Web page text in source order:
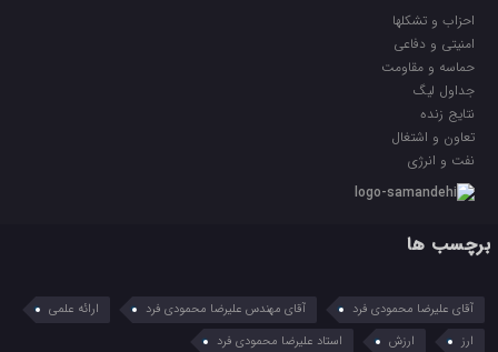
احزاب و تشکلها
امنیتی و دفاعی
حماسه و مقاومت
جداول لیگ
نتایج زنده
تعاون و اشتغال
نفت و انرژی
برچسب ها
آقای علیرضا محمودی فرد آقای مهندس علیرضا محمودی فرد
ارائه علمی
ارز
ارزش
استاد علیرضا محمودی فرد